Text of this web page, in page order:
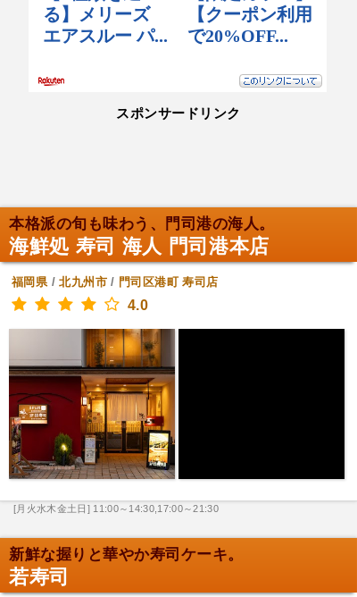
スポンサードリンク
本格派の旬も味わう、門司港の海人。
海鮮処 寿司 海人 門司港本店
福岡県/北九州市/ 門司区港町 寿司店
4.0
[月火水木金土日] 11:00～14:30,17:00～21:30
新鮮な握りと華やか寿司ケーキ。
若寿司